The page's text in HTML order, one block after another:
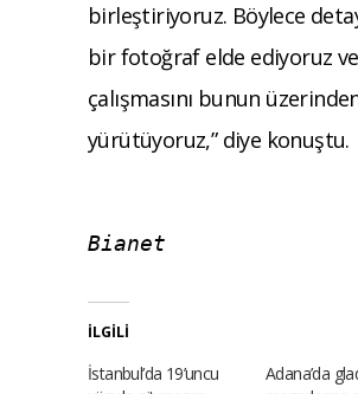
birleştiriyoruz. Böylece
bir fotoğraf elde ediyoruz
çalışmasını bunun
yürütüyoruz,” diye konuştu.
Bianet
İLGILI
İstanbul’da 19’uncu
Adana’da